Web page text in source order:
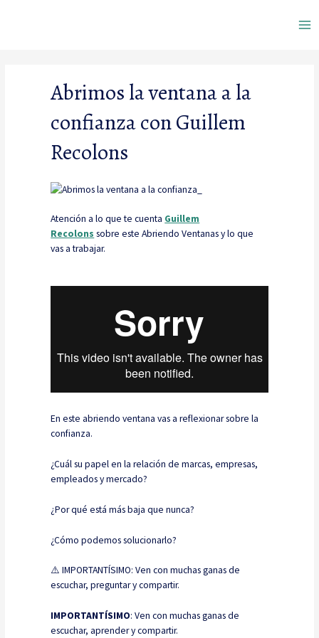
Abrimos la ventana a la
confianza con Guillem
Recolons
Atención a lo que te cuenta Guillem
Recolons sobre este Abriendo Ventanas y lo que
vas a trabajar.
En este abriendo ventana vas a reflexionar sobre la
confianza.
¿Cuál su papel en la relación de marcas, empresas,
empleados y mercado?
¿Por qué está más baja que nunca?
¿Cómo podemos solucionarlo?
⚠️ IMPORTANTÍSIMO: Ven con muchas ganas de
escuchar, preguntar y compartir.
IMPORTANTÍSIMO: Ven con muchas ganas de
escuchar, aprender y compartir.